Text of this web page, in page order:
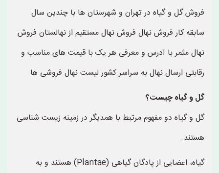
فروش گل و گیاه در تهران و شهرستان ها با چندین سال
سابقه کار فروش نهال فروش نهال مستقیم از نهالستان فروش
نهال مثمر با آدرس و معرفی هر یک با قیمت های مناسب و
رقابتی ارسال نهال به سراسر کشور لیست نهال فروشی ها
گل و گیاه چیست؟
گل و گیاه دو مفهوم مرتبط با همدیگر در زمینه زیست شناسی
هستند.
گیاه، اعضایی از پادگان گیاهی (Plantae) هستند و به